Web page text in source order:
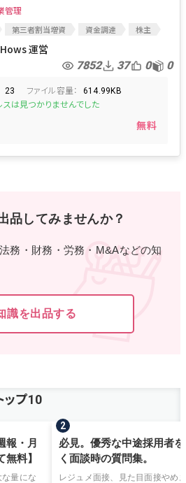
管理
第三者割当増資 資金調達
株主
営業 雛形
会社説明
役員会
運営
7852 37 0 0
23 ファイル容量： 614.99KB
スは見つかりませんでした
無料
品してみませんか？
務・財務・労務・M&Aなどの知
識を出品する
ップ10
報・月
料】
な量にな
必見。優秀な中途採用者
く面談時の質問集。
レジュメ面接、見た目面接やめ